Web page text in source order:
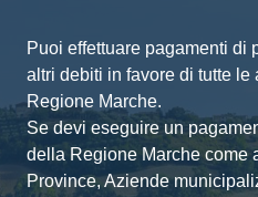
Puoi effettuare pagamenti di
altri debiti in favore di tutte
Regione Marche.
Se devi eseguire un
della Regione Marche come
Province, Aziende